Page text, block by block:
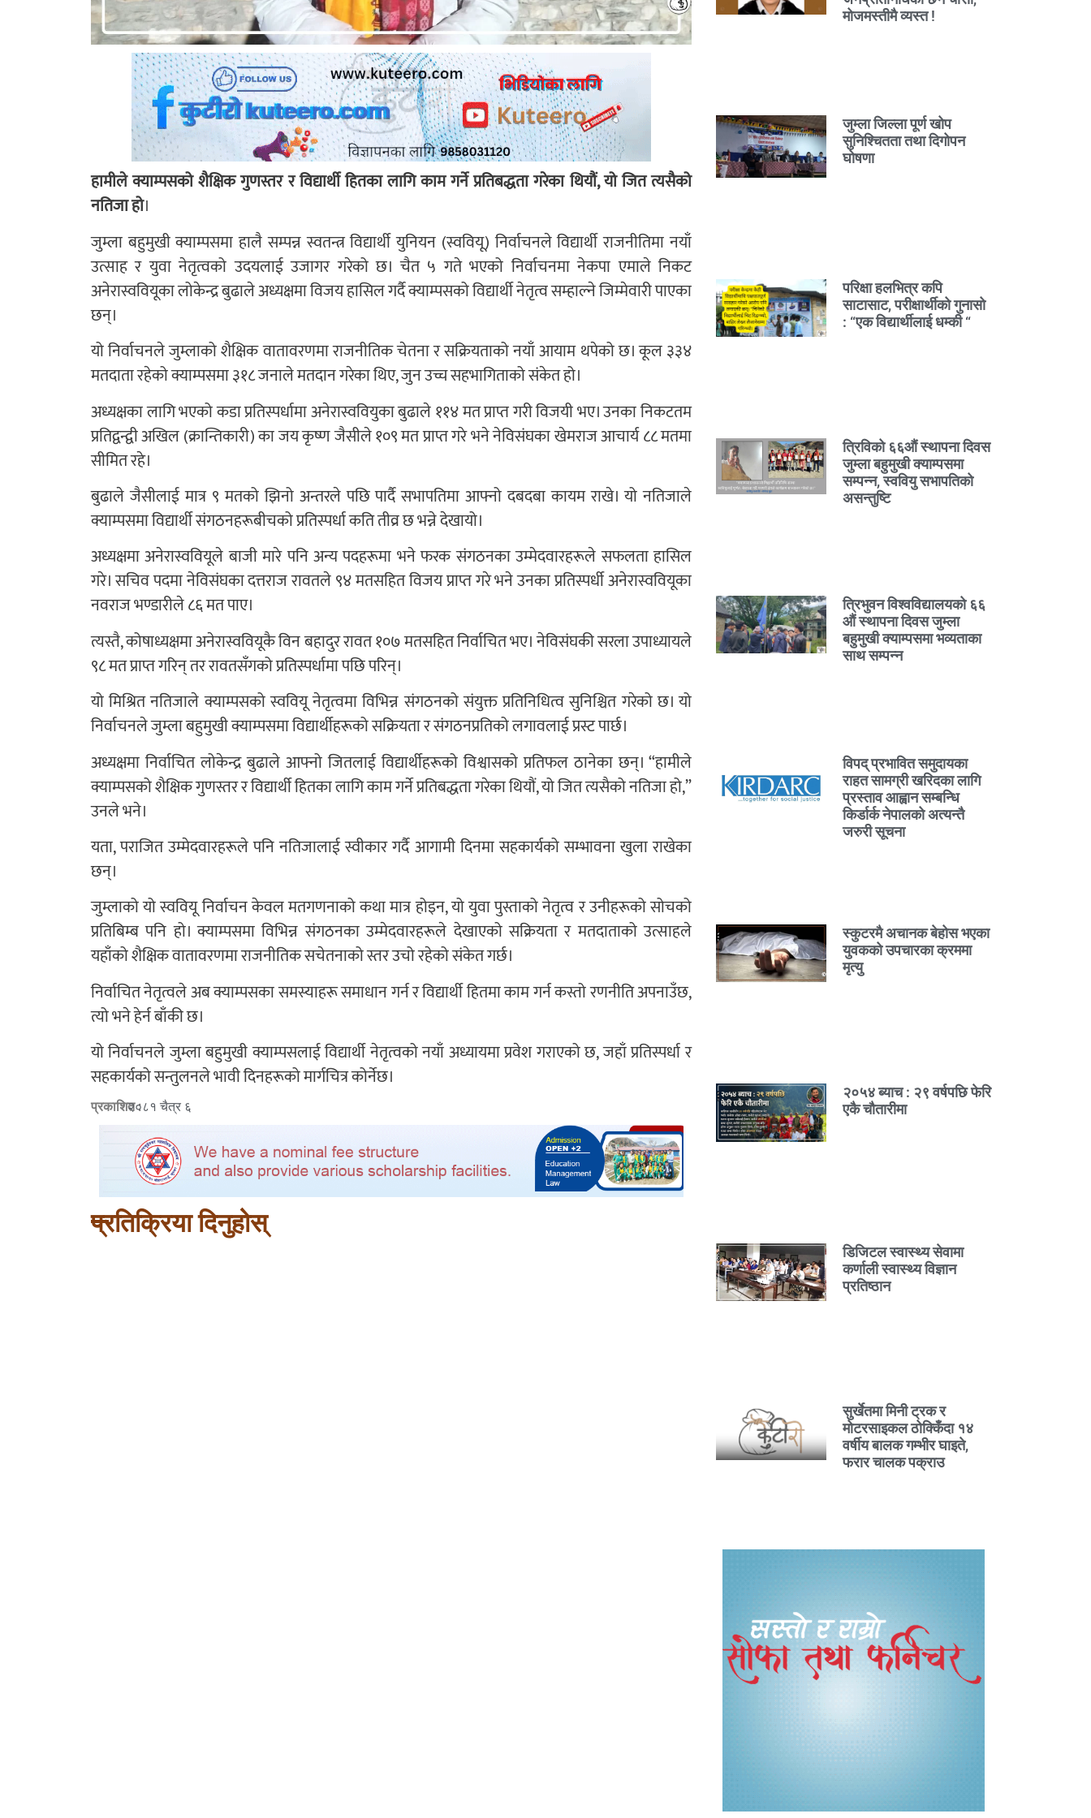
हामीले क्याम्पसको शैक्षिक गुणस्तर र विद्यार्थी हितका लागि काम गर्ने प्रतिबद्धता गरेका थियौं, यो जित त्यसैको
नतिजा हो।
जुम्ला बहुमुखी क्याम्पसमा हालै सम्पन्न स्वतन्त्र विद्यार्थी युनियन (स्ववियू) निर्वाचनले विद्यार्थी राजनीतिमा नयाँ
उत्साह र युवा नेतृत्वको उदयलाई उजागर गरेको छ। चैत ५ गते भएको निर्वाचनमा नेकपा एमाले निकट
अनेरास्ववियूका लोकेन्द्र बुढाले अध्यक्षमा विजय हासिल गर्दै क्याम्पसको विद्यार्थी नेतृत्व सम्हाल्ने जिम्मेवारी पाएका
छन्।
यो निर्वाचनले जुम्लाको शैक्षिक वातावरणमा राजनीतिक चेतना र सक्रियताको नयाँ आयाम थपेको छ। कूल ३३४
मतदाता रहेको क्याम्पसमा ३१८ जनाले मतदान गरेका थिए, जुन उच्च सहभागिताको संकेत हो।
अध्यक्षका लागि भएको कडा प्रतिस्पर्धामा अनेरास्ववियुका बुढाले ११४ मत प्राप्त गरी विजयी भए। उनका निकटतम
प्रतिद्वन्द्वी अखिल (क्रान्तिकारी) का जय कृष्ण जैसीले १०९ मत प्राप्त गरे भने नेविसंघका खेमराज आचार्य ८८ मतमा
सीमित रहे।
बुढाले जैसीलाई मात्र ९ मतको झिनो अन्तरले पछि पार्दै सभापतिमा आफ्नो दबदबा कायम राखे। यो नतिजाले
क्याम्पसमा विद्यार्थी संगठनहरूबीचको प्रतिस्पर्धा कति तीव्र छ भन्ने देखायो।
अध्यक्षमा अनेरास्ववियूले बाजी मारे पनि अन्य पदहरूमा भने फरक संगठनका उम्मेदवारहरूले सफलता हासिल
गरे। सचिव पदमा नेविसंघका दत्तराज रावतले ९४ मतसहित विजय प्राप्त गरे भने उनका प्रतिस्पर्धी अनेरास्ववियूका
नवराज भण्डारीले ८६ मत पाए।
त्यस्तै, कोषाध्यक्षमा अनेरास्ववियूकै विन बहादुर रावत १०७ मतसहित निर्वाचित भए। नेविसंघकी सरला उपाध्यायले
९८ मत प्राप्त गरिन् तर रावतसँगको प्रतिस्पर्धामा पछि परिन्।
यो मिश्रित नतिजाले क्याम्पसको स्ववियू नेतृत्वमा विभिन्न संगठनको संयुक्त प्रतिनिधित्व सुनिश्चित गरेको छ। यो
निर्वाचनले जुम्ला बहुमुखी क्याम्पसमा विद्यार्थीहरूको सक्रियता र संगठनप्रतिको लगावलाई प्रस्ट पार्छ।
अध्यक्षमा निर्वाचित लोकेन्द्र बुढाले आफ्नो जितलाई विद्यार्थीहरूको विश्वासको प्रतिफल ठानेका छन्। “हामीले
क्याम्पसको शैक्षिक गुणस्तर र विद्यार्थी हितका लागि काम गर्ने प्रतिबद्धता गरेका थियौं, यो जित त्यसैको नतिजा हो,”
उनले भने।
यता, पराजित उम्मेदवारहरूले पनि नतिजालाई स्वीकार गर्दै आगामी दिनमा सहकार्यको सम्भावना खुला राखेका
छन्।
जुम्लाको यो स्ववियू निर्वाचन केवल मतगणनाको कथा मात्र होइन, यो युवा पुस्ताको नेतृत्व र उनीहरूको सोचको
प्रतिबिम्ब पनि हो। क्याम्पसमा विभिन्न संगठनका उम्मेदवारहरूले देखाएको सक्रियता र मतदाताको उत्साहले
यहाँको शैक्षिक वातावरणमा राजनीतिक सचेतनाको स्तर उचो रहेको संकेत गर्छ।
निर्वाचित नेतृत्वले अब क्याम्पसका समस्याहरू समाधान गर्न र विद्यार्थी हितमा काम गर्न कस्तो रणनीति अपनाउँछ,
त्यो भने हेर्न बाँकी छ।
यो निर्वाचनले जुम्ला बहुमुखी क्याम्पसलाई विद्यार्थी नेतृत्वको नयाँ अध्यायमा प्रवेश गराएको छ, जहाँ प्रतिस्पर्धा र
सहकार्यको सन्तुलनले भावी दिनहरूको मार्गचित्र कोर्नेछ।
प्रकाशित :२०८१ चैत्र ६
प्रतिक्रिया दिनुहोस्
मोजमस्तीमै व्यस्त !
जुम्ला जिल्ला पूर्ण खोप
सुनिश्चितता तथा दिगोपन
घोषणा
परिक्षा हलभित्र कपि
साटासाट, परीक्षार्थीको गुनासो
: “एक विद्यार्थीलाई धम्की “
त्रिविको ६६औं स्थापना दिवस
जुम्ला बहुमुखी क्याम्पसमा
सम्पन्न, स्ववियु सभापतिको
असन्तुष्टि
त्रिभुवन विश्वविद्यालयको ६६
औं स्थापना दिवस जुम्ला
बहुमुखी क्याम्पसमा भव्यताका
साथ सम्पन्न
विपद् प्रभावित समुदायका
राहत सामग्री खरिदका लागि
प्रस्ताव आह्वान सम्बन्धि
किर्डार्क नेपालको अत्यन्तै
जरुरी सूचना
स्कुटरमै अचानक बेहोस भएका
युवकको उपचारका क्रममा
मृत्यु
२०५४ ब्याच : २९ वर्षपछि फेरि
एकै चौतारीमा
डिजिटल स्वास्थ्य सेवामा
कर्णाली स्वास्थ्य विज्ञान
प्रतिष्ठान
सुर्खेतमा मिनी ट्रक र
मोटरसाइकल ठोक्किँदा १४
वर्षीय बालक गम्भीर घाइते,
फरार चालक पक्राउ